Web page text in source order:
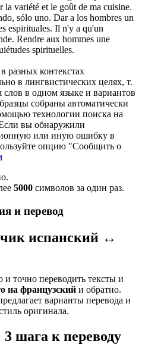
la variété et le goût de ma cuisine.
sólo uno. Dar a los hombres un
espirituales. Il n'y a qu'un
Rendre aux hommes une
spirituelles.
разных контекстах
в лингвистических целях, т.
слов в одном языке и вариантов
собраны автоматически
технологии поиска на
вы обнаружили
или иную ошибку в
опцию "Сообщить о
5000 символов за один раз.
и перевод
испанский ↔
точно переводить тексты и
на французский и обратно.
варианты перевода и
оригинала.
шага к переводу